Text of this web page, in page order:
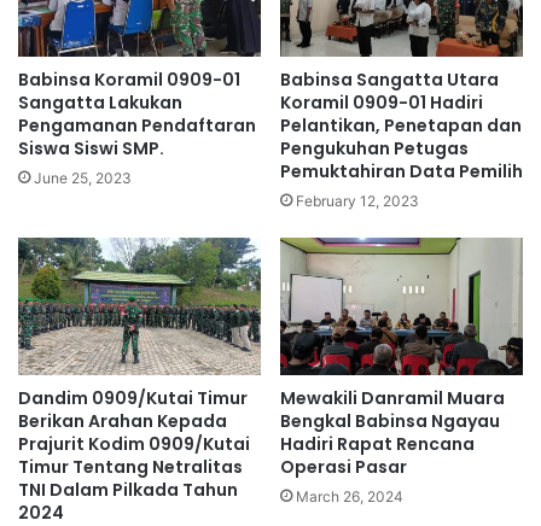
Babinsa Koramil 0909-01
Sangatta Lakukan
Pengamanan Pendaftaran
Siswa Siswi SMP.
June 25, 2023
Babinsa Sangatta Utara
Koramil 0909-01 Hadiri
Pelantikan, Penetapan dan
Pengukuhan Petugas
Pemuktahiran Data Pemilih
February 12, 2023
Dandim 0909/Kutai Timur
Berikan Arahan Kepada
Prajurit Kodim 0909/Kutai
Timur Tentang Netralitas
TNI Dalam Pilkada Tahun
2024
Mewakili Danramil Muara
Bengkal Babinsa Ngayau
Hadiri Rapat Rencana
Operasi Pasar
March 26, 2024